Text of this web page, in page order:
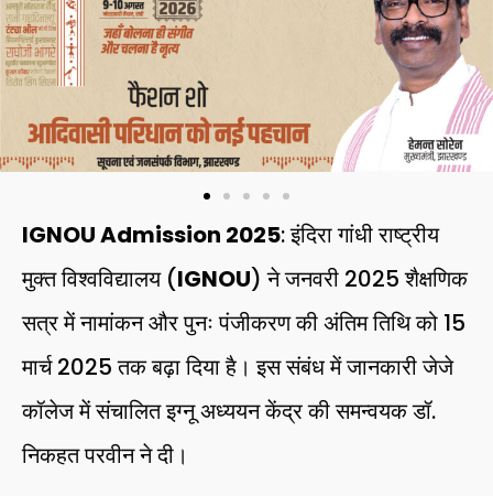
IGNOU Admission 2025: इंदिरा गांधी राष्ट्रीय
मुक्त विश्वविद्यालय (IGNOU) ने जनवरी 2025 शैक्षणिक
सत्र में नामांकन और पुनः पंजीकरण की अंतिम तिथि को 15
मार्च 2025 तक बढ़ा दिया है। इस संबंध में जानकारी जेजे
कॉलेज में संचालित इग्नू अध्ययन केंद्र की समन्वयक डॉ.
निकहत परवीन ने दी।